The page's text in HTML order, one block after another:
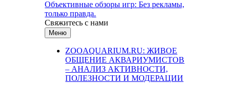
Перейти
к
содержимому
Объективные обзоры игр: Без рекламы,
только правда.
Свяжитесь с нами
Меню
ZOOAQUARIUM.RU: ЖИВОЕ
ОБЩЕНИЕ АКВАРИУМИСТОВ
– АНАЛИЗ АКТИВНОСТИ,
ПОЛЕЗНОСТИ И МОДЕРАЦИИ